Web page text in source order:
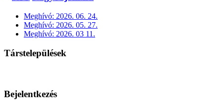
Meghívó: 2026. 06. 24.
Meghívó: 2026. 05. 27.
Meghívó: 2026. 03 11.
Társtelepülések
Bejelentkezés